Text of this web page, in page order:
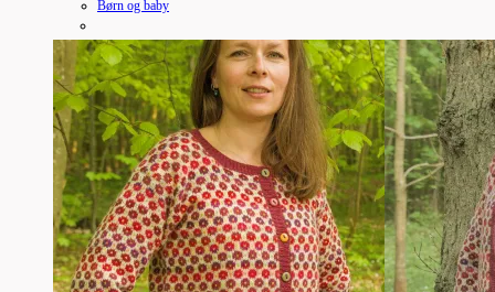
Børn og baby